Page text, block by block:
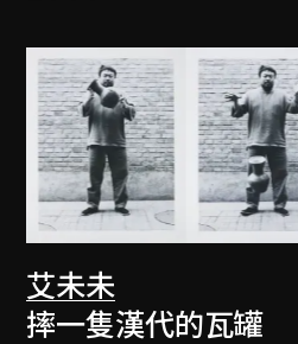
艾未未
摔一隻漢代的瓦罐